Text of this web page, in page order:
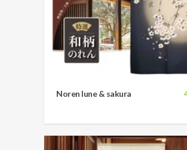
Noren lune & sakura